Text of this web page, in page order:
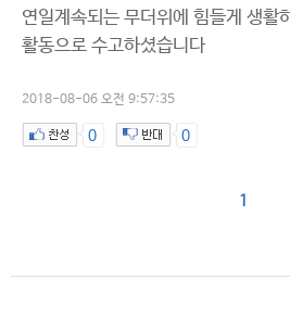
연일계속되는 무더위에 힘들게 생활
활동으로 수고하셨습니다
2018-08-06 오전 9:57:35
0 0
1